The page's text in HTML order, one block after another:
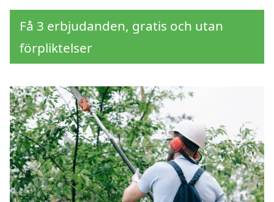
Få 3 erbjudanden, gratis och utan
förpliktelser